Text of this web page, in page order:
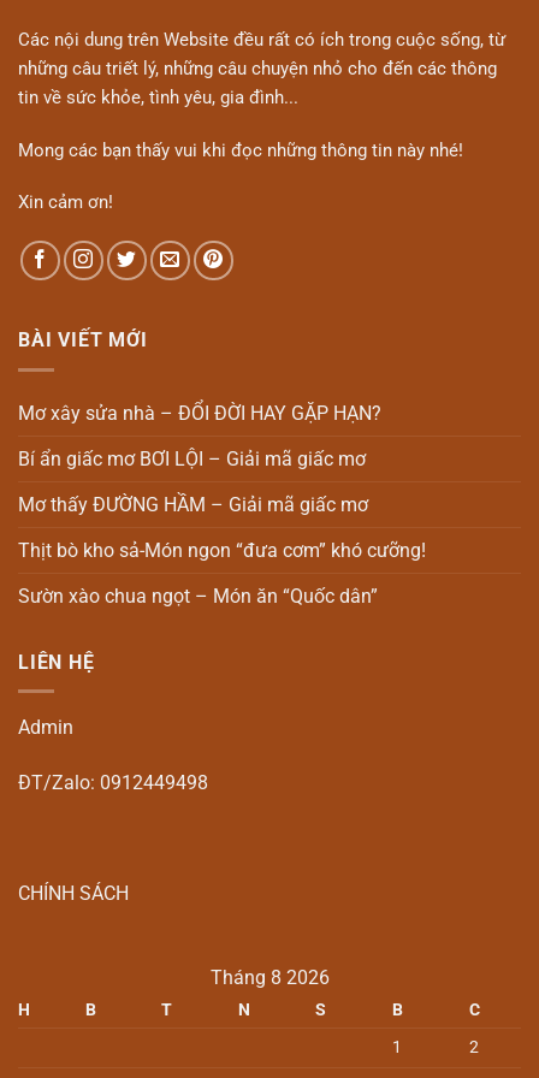
Các nội dung trên Website đều rất có ích trong cuộc sống, từ
những câu triết lý, những câu chuyện nhỏ cho đến các thông
tin về sức khỏe, tình yêu, gia đình...
Mong các bạn thấy vui khi đọc những thông tin này nhé!
Xin cảm ơn!
BÀI VIẾT MỚI
Mơ xây sửa nhà – ĐỔI ĐỜI HAY GẶP HẠN?
Bí ẩn giấc mơ BƠI LỘI – Giải mã giấc mơ
Mơ thấy ĐƯỜNG HẦM – Giải mã giấc mơ
Thịt bò kho sả-Món ngon “đưa cơm” khó cưỡng!
Sườn xào chua ngọt – Món ăn “Quốc dân”
LIÊN HỆ
Admin
ĐT/Zalo: 0912449498
CHÍNH SÁCH
Tháng 8 2026
H B T N S B
C
1
2